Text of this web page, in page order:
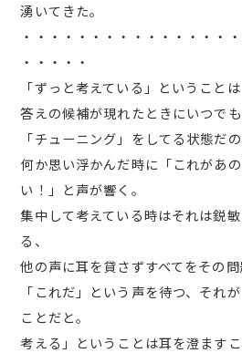
湧いてきた。
・・・・・・・・・・・・・・・
・・・・・
「ずっと考えている」ということは
答えの候補が現れたときにいつで
「チューニング」をしてる状態だの
何か思い浮かんだ時に「これがあ
い！」と声が響く。
集中して考えている時はそれは鋭
る、
他の声に耳を貸さずすべてをその
「これだ」という声を待つ、それ
ことだと。
考える」ということは耳を澄ますこ